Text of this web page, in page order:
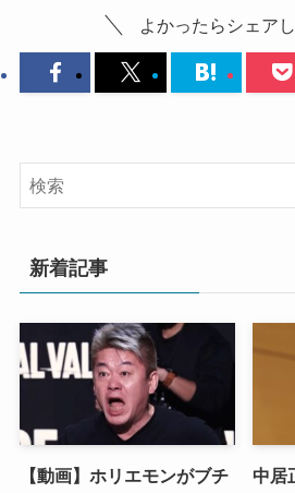
よかったらシェアし
新着記事
【動画】ホリエモンがブチ
中居